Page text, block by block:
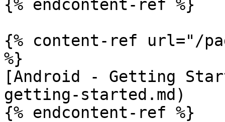
{% endcontent-ref %}
{% content-ref url="/
%}
[Android - Getting
getting-started.md)
{% endcontent-ref %}